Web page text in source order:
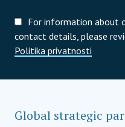
For information about
contact details, please
Politika privatnosti
Global strategic